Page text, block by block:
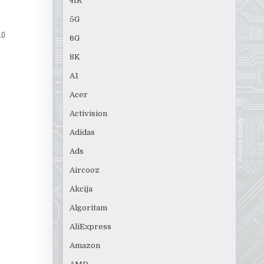
5G
6G
8K
A1
Acer
Activision
Adidas
Ads
Aircooz
Akcija
Algoritam
AliExpress
Amazon